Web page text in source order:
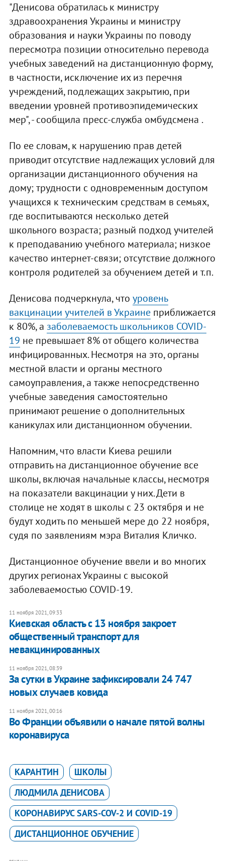
"Денисова обратилась к министру
здравоохранения Украины и министру
образования и науки Украины по поводу
пересмотра позиции относительно перевода
учебных заведений на дистанционную форму,
в частности, исключение их из перечня
учреждений, подлежащих закрытию, при
введении уровней противоэпидемических
мер", - сообщила пресс-служба омбудсмена .
По ее словам, к нарушению прав детей
приводит отсутствие надлежащих условий для
организации дистанционного обучения на
дому; трудности с одновременным доступом
учащихся к техническим средствам в семьях,
где воспитываются несколько детей
школьного возраста; разный подход учителей
к преподаванию учебного материала; низкое
качество интернет-связи; отсутствие должного
контроля родителей за обучением детей и т.п.
Денисова подчеркнула, что уровень
вакцинации учителей в Украинеприближается
к 80%, а заболеваемость школьников COVID-
19 не превышает 8% от общего количества
инфицированных. Несмотря на это, органы
местной власти и органы местного
самоуправления, а также непосредственно
учебные заведения самостоятельно
принимают решение о дополнительных
каникулах или дистанционном обучении.
Напомним, что власти Киева решили
отправить на дистанционное обучение все
школы, включая начальные классы, несмотря
на показатели вакцинации у них. Дети в
столице не ходят в школы с 23 октября и не
будут ходить по меньшей мере до 22 ноября,
судя по заявлениям мэра Виталия Кличко.
Дистанционное обучение ввели и во многих
других регионах Украины с высокой
заболеваемостью COVID-19.
11 ноября 2021, 09:33
Киевская область с 13 ноября закроет
общественный транспорт для
невакцинированных
11 ноября 2021, 08:39
За сутки в Украине зафиксировали 24 747
новых случаев ковида
11 ноября 2021, 00:16
Во Франции объявили о начале пятой волны
коронавируса
КАРАНТИН
ШКОЛЫ
ЛЮДМИЛА ДЕНИСОВА
КОРОНАВИРУС SARS-COV-2 И COVID-19
ДИСТАНЦИОННОЕ ОБУЧЕНИЕ